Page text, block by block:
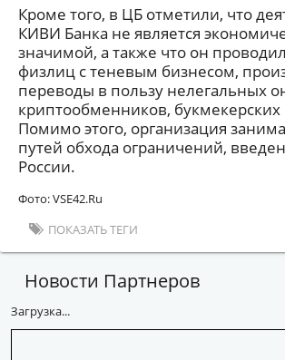
Кроме того, в ЦБ отметили, что
КИВИ Банка не является
значимой, а также что он
физлиц с теневым бизнесом,
переводы в пользу нелегальных
криптообменников, букмекерских
Помимо этого, организация
путей обхода ограничений,
России.
Фото: VSE42.Ru
ПОКАЗАТЬ ТЕГИ
Новости Партнеров
Загрузка...